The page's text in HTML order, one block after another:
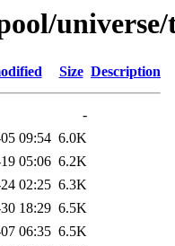
Size Description
-
09:54 6.0K
05:06 6.2K
02:25 6.3K
18:29 6.5K
06:35 6.5K